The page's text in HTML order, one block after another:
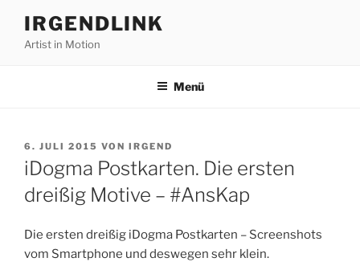
Inhalt
springen
IRGENDLINK
Artist in Motion
Menü
VERÖFFENTLICHT
AM
6. JULI 2015 VON IRGEND
iDogma Postkarten. Die ersten
dreißig Motive – #AnsKap
Die ersten dreißig iDogma Postkarten – Screenshots
vom Smartphone und deswegen sehr klein.